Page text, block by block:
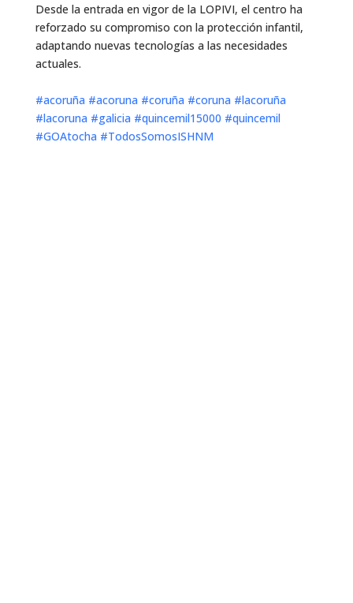
Desde la entrada en vigor de la LOPIVI, el centro ha
reforzado su compromiso con la protección infantil,
adaptando nuevas tecnologías a las necesidades
actuales.
#acoruña #acoruna #coruña #coruna #lacoruña
#lacoruna #galicia #quincemil15000 #quincemil
#GOAtocha #TodosSomosISHNM